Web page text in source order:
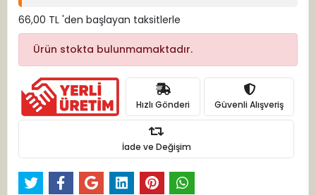
66,00 TL 'den başlayan taksitlerle
Ürün stokta bulunmamaktadır.
Hızlı Gönderi Güvenli Alışveriş
İade ve Değişim